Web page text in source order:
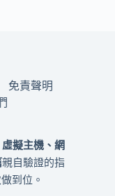
免責聲明
擬主機、網
親自驗證的指
到位。